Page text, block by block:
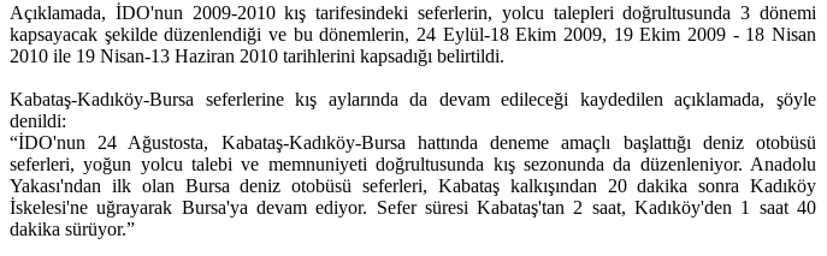
Açıklamada, İDO'nun 2009-2010 kış tarifesindeki seferlerin, yolcu talepleri doğrultusunda 3 dönemi
kapsayacak şekilde düzenlendiği ve bu dönemlerin, 24 Eylül-18 Ekim 2009, 19 Ekim 2009 - 18 Nisan
2010 ile 19 Nisan-13 Haziran 2010 tarihlerini kapsadığı belirtildi.
Kabataş-Kadıköy-Bursa seferlerine kış aylarında da devam edileceği kaydedilen açıklamada, şöyle
denildi:
“İDO'nun 24 Ağustosta, Kabataş-Kadıköy-Bursa hattında deneme amaçlı başlattığı deniz otobüsü
seferleri, yoğun yolcu talebi ve memnuniyeti doğrultusunda kış sezonunda da düzenleniyor. Anadolu
Yakası'ndan ilk olan Bursa deniz otobüsü seferleri, Kabataş kalkışından 20 dakika sonra Kadıköy
İskelesi'ne uğrayarak Bursa'ya devam ediyor. Sefer süresi Kabataş'tan 2 saat, Kadıköy'den 1 saat 40
dakika sürüyor.”